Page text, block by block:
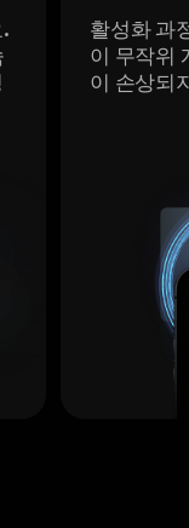
활성화 과
이 무작위
이 손상되